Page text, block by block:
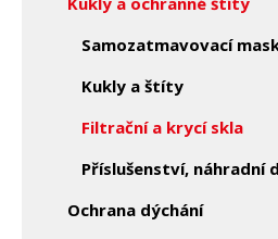
Samozatmavovací
Kukly a štíty
Filtrační a krycí skla
Příslušenství, náhradní
Ochrana dýchání